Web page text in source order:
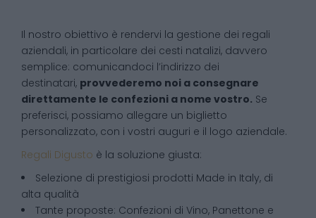
Il nostro obiettivo è rendervi la gestione dei regali
aziendali, in particolare dei cesti natalizi, davvero
semplice: comunicandoci l’indirizzo dei
destinatari, provvederemo noi a consegnare
direttamente le confezioni a nome vostro. Se
preferisci, possiamo allegare un biglietto
personalizzato, con i vostri auguri e il logo aziendale.
Regali Digusto è la soluzione giusta:
Selezione di prestigiosi prodotti Made in Italy, di
alta qualità
Tante proposte: Confezioni di Vino, Panettone e